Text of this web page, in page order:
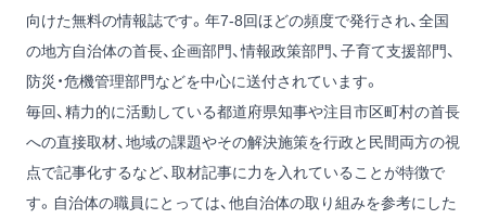
向けた無料の情報誌です。年7-8回ほどの頻度で発行され、全国
の地方自治体の首長、企画部門、情報政策部門、子育て支援部門、
防災・危機管理部門などを中心に送付されています。
毎回、精力的に活動している都道府県知事や注目市区町村の首長
への直接取材、地域の課題やその解決施策を行政と民間両方の視
点で記事化するなど、取材記事に力を入れていることが特徴で
す。自治体の職員にとっては、他自治体の取り組みを参考にした